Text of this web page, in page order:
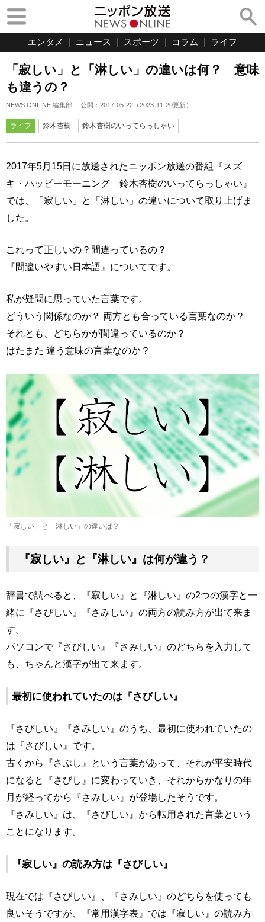
エンタメ ニュース スポーツ コラム ライフ
「寂しい」と「淋しい」の違いは何？ 意味
も違うの？
NEWS ONLINE 編集部 公開： 2017-05-22 （2023-11-20更新）
ライフ 鈴木杏樹 鈴木杏樹のいってらっしゃい
2017年5月15日に放送されたニッポン放送の番組『スズ
キ・ハッピーモーニング 鈴木杏樹のいってらっしゃい』
では、「寂しい」と「淋しい」の違いについて取り上げま
した。
これって正しいの？間違っているの？
『間違いやすい日本語』についてです。
私が疑問に思っていた言葉です。
どういう関係なのか？ 両方とも合っている言葉なのか？
それとも、どちらかが間違っているのか？
はたまた 違う意味の言葉なのか？
「寂しい」と「淋しい」の違いは？
『寂しい』と『淋しい』は何が違う？
辞書で調べると、『寂しい』と『淋しい』の2つの漢字と一
緒に『さびしい』『さみしい』の両方の読み方が出て来ま
す。
パソコンで『さびしい』『さみしい』のどちらを入力して
も、ちゃんと漢字が出て来ます。
最初に使われていたのは『さびしい』
『さびしい』『さみしい』のうち、最初に使われていたの
は『さびしい』です。
古くから『さぶし』という言葉があって、それが平安時代
になると『さびし』に変わっていき、それからかなりの年
月が経ってから『さみしい』が登場したそうです。
『さみしい』は、『さびしい』から転用された言葉という
ことになります。
『寂しい』の読み方は『さびしい』
現在では『さびしい』、『さみしい』のどちらを使っても
良いそうですが、『常用漢字表』では『寂しい』の読み方